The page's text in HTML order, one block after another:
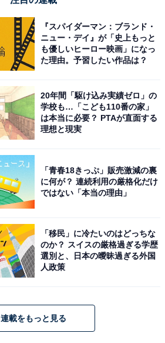
『スパイダーマン：ブランド・
ニュー・デイ』が「史上もっと
も優しいヒーロー映画」になっ
た理由。予習したい作品は？
20年間「駆け込み実績ゼロ」の
学校も…「こども110番の家」
は本当に必要？ PTAが直面する
理想と現実
「青春18きっぷ」販売激減の裏
に何が？ 連続利用の厳格化だけ
ではない「本当の理由」
「移民」に冷たいのはどっちな
のか？ スイスの厳格過ぎる学歴
選別と、日本の曖昧過ぎる外国
人政策
連載をもっと見る